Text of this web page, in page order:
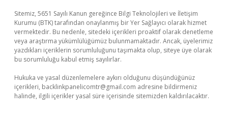
Sitemiz, 5651 Sayılı Kanun gereğince Bilgi Teknolojileri ve İletişim
Kurumu (BTK) tarafından onaylanmış bir Yer Sağlayıcı olarak hizmet
vermektedir. Bu nedenle, sitedeki içerikleri proaktif olarak denetleme
veya araştırma yükümlülüğümüz bulunmamaktadır. Ancak, üyelerimiz
yazdıkları içeriklerin sorumluluğunu taşımakta olup, siteye üye olarak
bu sorumluluğu kabul etmiş sayılırlar.
Hukuka ve yasal düzenlemelere aykırı olduğunu düşündüğünüz
içerikleri, backlinkpanelicomtr@gmail.com adresine bildirmeniz
halinde, ilgili içerikler yasal süre içerisinde sitemizden kaldırılacaktır.